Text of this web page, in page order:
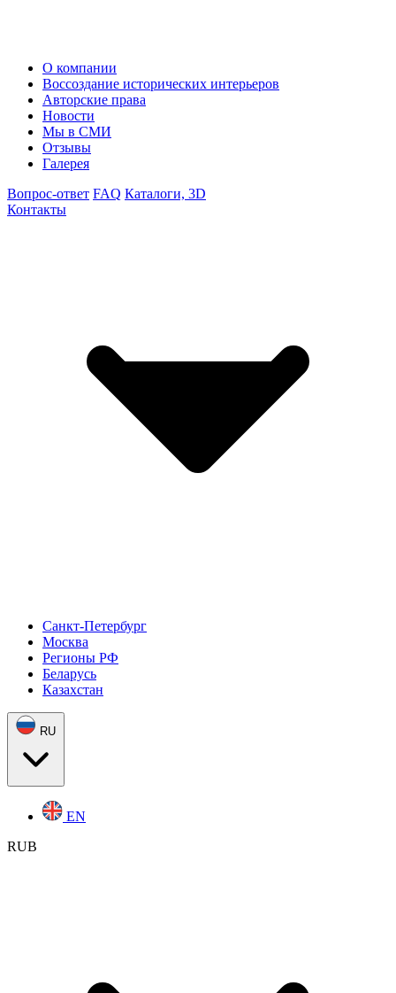
О компании
Воссоздание исторических интерьеров
Авторские права
Новости
Мы в СМИ
Отзывы
Галерея
Вопрос-ответ FAQ Каталоги, 3D
Контакты
Санкт-Петербург
Москва
Регионы РФ
Беларусь
Казахстан
RU
EN
RUB